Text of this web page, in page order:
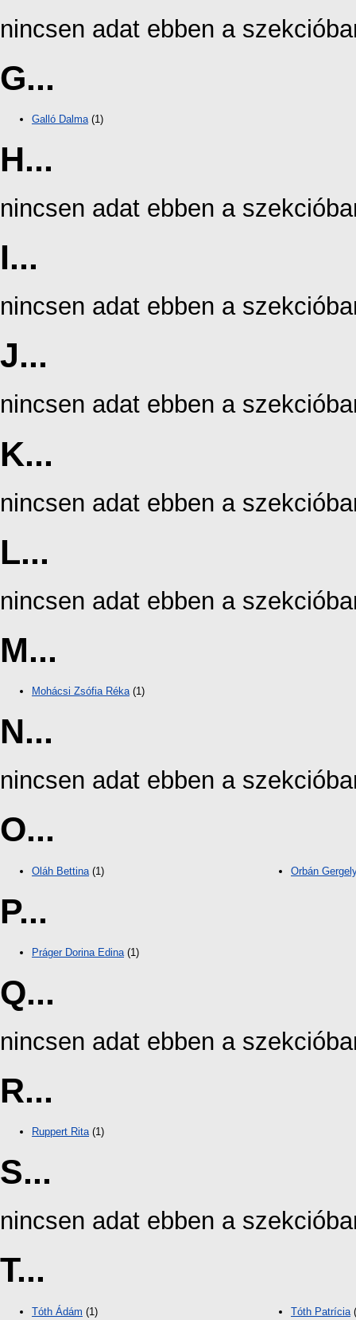
nincsen adat ebben a
G...
Galló Dalma (1)
H...
nincsen adat ebben a
I...
nincsen adat ebben a
J...
nincsen adat ebben a
K...
nincsen adat ebben a
L...
nincsen adat ebben a
M...
Mohácsi Zsófia Réka(1)
N...
nincsen adat ebben a
O...
Oláh Bettina (1) Orbán
P...
Práger Dorina Edina (1)
Q...
nincsen adat ebben a
R...
Ruppert Rita(1)
S...
nincsen adat ebben a
T...
Tóth Ádám (1) Tóth Patrícia